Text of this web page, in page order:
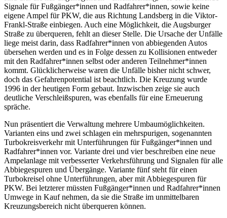
Signale für Fußgänger*innen und Radfahrer*innen, sowie keine
eigene Ampel für PKW, die aus Richtung Landsberg in die Viktor-
Frankl-Straße einbiegen. Auch eine Möglichkeit, die Augsburger
Straße zu überqueren, fehlt an dieser Stelle. Die Ursache der Unfälle
liege meist darin, dass Radfahrer*innen von abbiegenden Autos
übersehen werden und es in Folge dessen zu Kollisionen entweder
mit den Radfahrer*innen selbst oder anderen Teilnehmer*innen
kommt. Glücklicherweise waren die Unfälle bisher nicht schwer,
doch das Gefahrenpotential ist beachtlich. Die Kreuzung wurde
1996 in der heutigen Form gebaut. Inzwischen zeige sie auch
deutliche Verschleißspuren, was ebenfalls für eine Erneuerung
spräche.
Nun präsentiert die Verwaltung mehrere Umbaumöglichkeiten.
Varianten eins und zwei schlagen ein mehrspurigen, sogenannten
Turbokreisverkehr mit Unterführungen für Fußgänger*innen und
Radfahrer*innen vor. Variante drei und vier beschreiben eine neue
Ampelanlage mit verbesserter Verkehrsführung und Signalen für alle
Abbiegespuren und Übergänge. Variante fünf steht für einen
Turbokreisel ohne Unterführungen, aber mit Abbiegespuren für
PKW. Bei letzterer müssten Fußgänger*innen und Radfahrer*innen
Umwege in Kauf nehmen, da sie die Straße im unmittelbaren
Kreuzungsbereich nicht überqueren können.